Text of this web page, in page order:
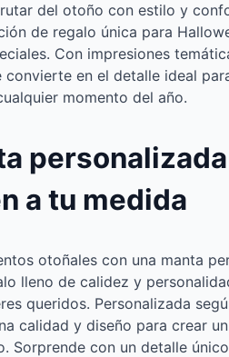
del otoño con estilo y
de regalo única para
Con impresiones
convierte en el detalle ideal
momento del año.
personalizada
a tu medida
otoñales con una manta
lleno de calidez y
queridos. Personalizada
calidad y diseño para crear
Sorprende con un detalle